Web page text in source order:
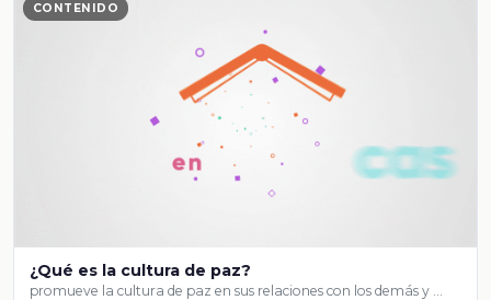
CONTENIDO
¿Qué es la cultura de paz?
promueve la cultura de paz en sus relaciones con los demás y …